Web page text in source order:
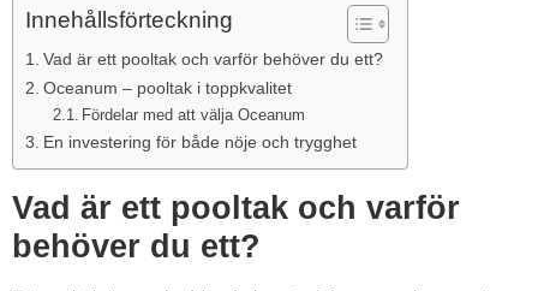
Innehållsförteckning
Vad är ett pooltak och varför behöver du ett?
Oceanum – pooltak i toppkvalitet
Fördelar med att välja Oceanum
En investering för både nöje och trygghet
Vad är ett pooltak och varför
behöver du ett?